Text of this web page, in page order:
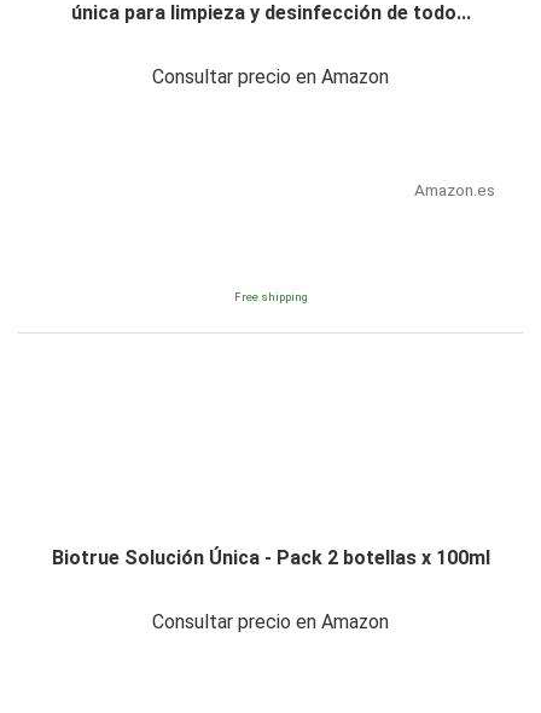
única para limpieza y desinfección de todo...
Consultar precio en Amazon
Amazon.es
Free shipping
Biotrue Solución Única - Pack 2 botellas x 100ml
Consultar precio en Amazon